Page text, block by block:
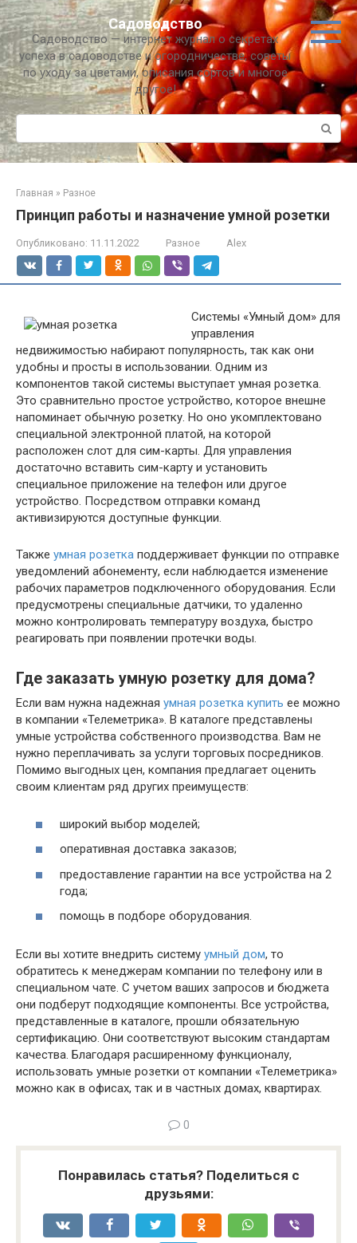
Перейти
к
контенту
Садоводство
Садоводство — интернет журнал о секретах
успеха в садоводстве и огородничестве, советы
по уходу за цветами, описания сортов и многое
другое!
Поиск:
Главная » Разное
Принцип работы и назначение умной розетки
Опубликовано: 11.11.2022 Разное Alex
Системы «Умный дом» для
управления
недвижимостью набирают популярность, так как они
удобны и просты в использовании. Одним из
компонентов такой системы выступает умная розетка.
Это сравнительно простое устройство, которое внешне
напоминает обычную розетку. Но оно укомплектовано
специальной электронной платой, на которой
расположен слот для сим-карты. Для управления
достаточно вставить сим-карту и установить
специальное приложение на телефон или другое
устройство. Посредством отправки команд
активизируются доступные функции.
Также умная розетка поддерживает функции по отправке
уведомлений абонементу, если наблюдается изменение
рабочих параметров подключенного оборудования. Если
предусмотрены специальные датчики, то удаленно
можно контролировать температуру воздуха, быстро
реагировать при появлении протечки воды.
Где заказать умную розетку для дома?
Если вам нужна надежная умная розетка купить ее можно
в компании «Телеметрика». В каталоге представлены
умные устройства собственного производства. Вам не
нужно переплачивать за услуги торговых посредников.
Помимо выгодных цен, компания предлагает оценить
своим клиентам ряд других преимуществ:
широкий выбор моделей;
оперативная доставка заказов;
предоставление гарантии на все устройства на 2
года;
помощь в подборе оборудования.
Если вы хотите внедрить систему умный дом, то
обратитесь к менеджерам компании по телефону или в
специальном чате. С учетом ваших запросов и бюджета
они подберут подходящие компоненты. Все устройства,
представленные в каталоге, прошли обязательную
сертификацию. Они соответствуют высоким стандартам
качества. Благодаря расширенному функционалу,
использовать умные розетки от компании «Телеметрика»
можно как в офисах, так и в частных домах, квартирах.
0
Понравилась статья? Поделиться с
друзьями: